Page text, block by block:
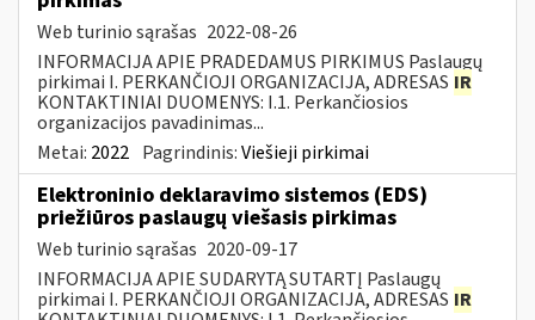
Web turinio sąrašas 2022-08-26
INFORMACIJA APIE PRADEDAMUS PIRKIMUS Paslaugų
pirkimai I. PERKANČIOJI ORGANIZACIJA, ADRESAS IR
KONTAKTINIAI DUOMENYS: I.1. Perkančiosios
organizacijos pavadinimas...
Metai: 2022 Pagrindinis:Viešieji pirkimai
Elektroninio deklaravimo sistemos (EDS)
priežiūros paslaugų viešasis pirkimas
Web turinio sąrašas 2020-09-17
INFORMACIJA APIE SUDARYTĄ SUTARTĮ Paslaugų
pirkimai I. PERKANČIOJI ORGANIZACIJA, ADRESAS IR